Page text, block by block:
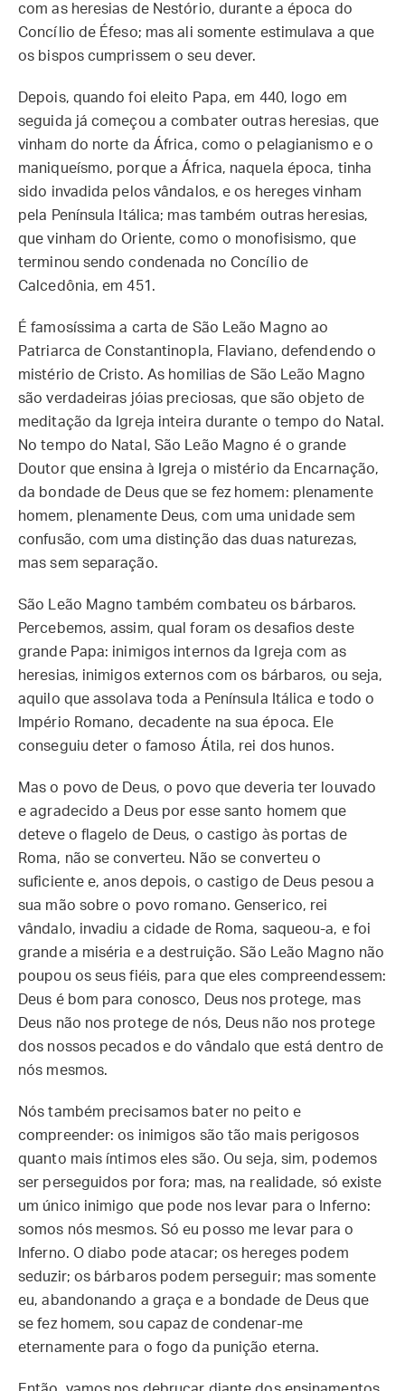
com as heresias de Nestório, durante a época do
Concílio de Éfeso; mas ali somente estimulava a que
os bispos cumprissem o seu dever.
Depois, quando foi eleito Papa, em 440, logo em
seguida já começou a combater outras heresias, que
vinham do norte da África, como o pelagianismo e o
maniqueísmo, porque a África, naquela época, tinha
sido invadida pelos vândalos, e os hereges vinham
pela Península Itálica; mas também outras heresias,
que vinham do Oriente, como o monofisismo, que
terminou sendo condenada no Concílio de
Calcedônia, em 451.
É famosíssima a carta de São Leão Magno ao
Patriarca de Constantinopla, Flaviano, defendendo o
mistério de Cristo. As homilias de São Leão Magno
são verdadeiras jóias preciosas, que são objeto de
meditação da Igreja inteira durante o tempo do Natal.
No tempo do Natal, São Leão Magno é o grande
Doutor que ensina à Igreja o mistério da Encarnação,
da bondade de Deus que se fez homem: plenamente
homem, plenamente Deus, com uma unidade sem
confusão, com uma distinção das duas naturezas,
mas sem separação.
São Leão Magno também combateu os bárbaros.
Percebemos, assim, qual foram os desafios deste
grande Papa: inimigos internos da Igreja com as
heresias, inimigos externos com os bárbaros, ou seja,
aquilo que assolava toda a Península Itálica e todo o
Império Romano, decadente na sua época. Ele
conseguiu deter o famoso Átila, rei dos hunos.
Mas o povo de Deus, o povo que deveria ter louvado
e agradecido a Deus por esse santo homem que
deteve o flagelo de Deus, o castigo às portas de
Roma, não se converteu. Não se converteu o
suficiente e, anos depois, o castigo de Deus pesou a
sua mão sobre o povo romano. Genserico, rei
vândalo, invadiu a cidade de Roma, saqueou-a, e foi
grande a miséria e a destruição. São Leão Magno não
poupou os seus fiéis, para que eles compreendessem:
Deus é bom para conosco, Deus nos protege, mas
Deus não nos protege de nós, Deus não nos protege
dos nossos pecados e do vândalo que está dentro de
nós mesmos.
Nós também precisamos bater no peito e
compreender: os inimigos são tão mais perigosos
quanto mais íntimos eles são. Ou seja, sim, podemos
ser perseguidos por fora; mas, na realidade, só existe
um único inimigo que pode nos levar para o Inferno:
somos nós mesmos. Só eu posso me levar para o
Inferno. O diabo pode atacar; os hereges podem
seduzir; os bárbaros podem perseguir; mas somente
eu, abandonando a graça e a bondade de Deus que
se fez homem, sou capaz de condenar-me
eternamente para o fogo da punição eterna.